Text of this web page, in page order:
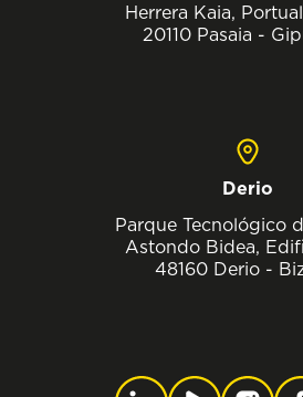
Herrera Kaia,
20110 Pasaia -
Derio
Parque Tecnológico
Astondo Bidea,
48160 Derio -